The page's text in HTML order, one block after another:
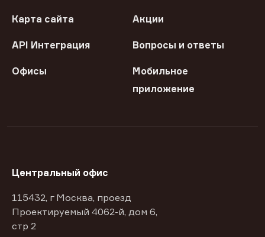
Карта сайта Акции
API Интеграция Вопросы и ответы
Офисы
Мобильное
приложение
Центральный офис
115432, г Москва, проезд
Проектируемый 4062-й, дом 6,
стр 2